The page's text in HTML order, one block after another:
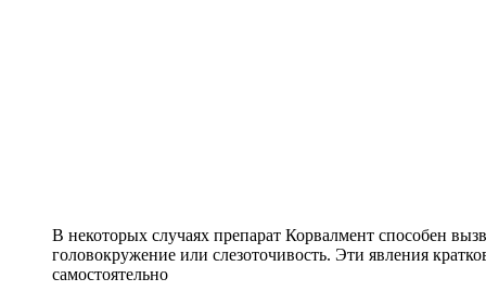
В некоторых случаях препарат Корвалмент способен
головокружение или слезоточивость. Эти явления
самостоятельно